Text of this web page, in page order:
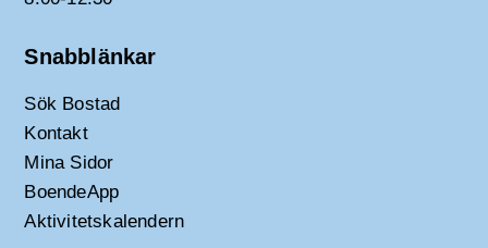
Snabblänkar
Sök Bostad
Kontakt
Mina Sidor
BoendeApp
Aktivitetskalendern